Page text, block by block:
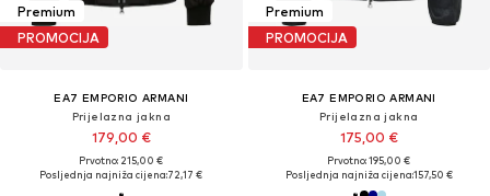
Premium
PROMOCIJA
EA7 EMPORIO ARMANI
Prijelazna jakna
179,00 €
Prvotno: 215,00 €
Posljednja najniža cijena:72,17 €
Premium
PROMOCIJA
EA7 EMPORIO ARMANI
Prijelazna jakna
175,00 €
Prvotno: 195,00 €
Posljednja najniža cijena:157,50 €